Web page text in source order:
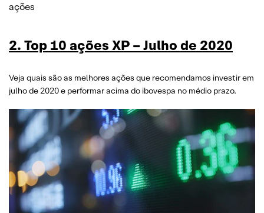
ações
2. Top 10 ações XP – Julho de 2020
Veja quais são as melhores ações que recomendamos investir em
julho de 2020 e performar acima do ibovespa no médio prazo.